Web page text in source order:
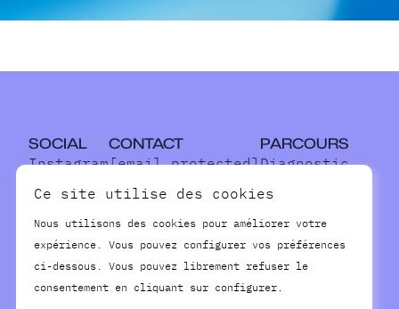
SOCIAL
Instagram
Linkedin
TikTok
CONTACT
[email protected]
07 66 39 90 76
PARCOURS
Diagnostic
CONTENU
À propos
L'équipe
LÉGAL
Conditions générales
Confidentialité
Ce site utilise des cookies
Nous utilisons des cookies pour améliorer votre
expérience. Vous pouvez configurer vos préférences
ci-dessous. Vous pouvez librement refuser le
consentement en cliquant sur configurer.